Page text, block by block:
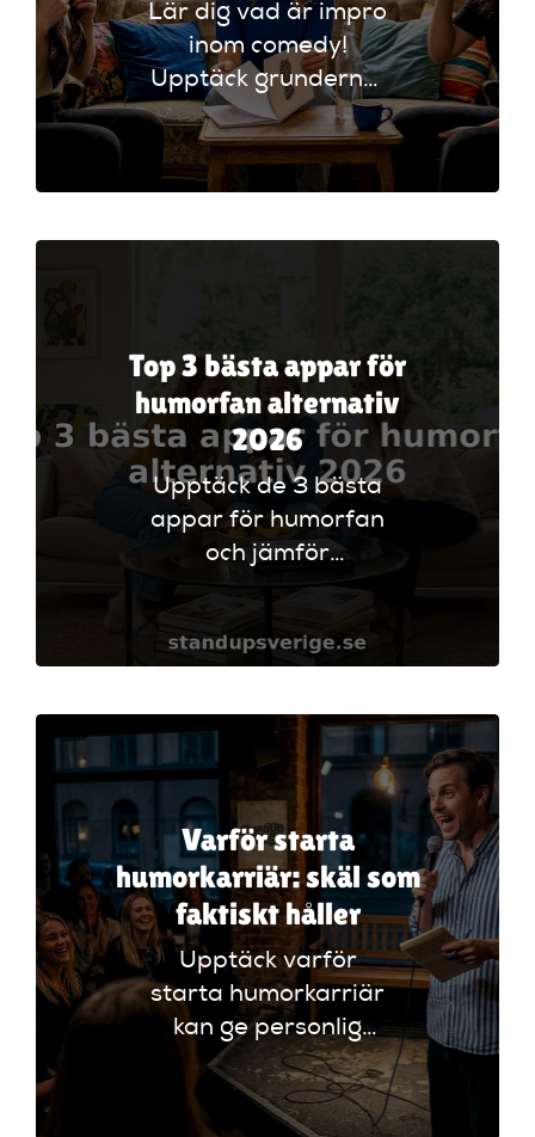
Kontakta oss
Vanliga frågor
Lär dig vad är impro
inom comedy!
Upptäck grunderna,
tekniker och hur du
kan börja njuta av
denna spännande
mer!
Top 3 bästa appar för
humorfan alternativ
2026
Upptäck de 3 bästa
appar för humorfan
och jämför
alternativ för att
till humor och
Varför starta
humorkarriär: skäl som
faktiskt håller
Upptäck varför
starta humorkarriär
kan ge personlig
utveckling och
kreativ frihet. Lär
dig fördelarna och